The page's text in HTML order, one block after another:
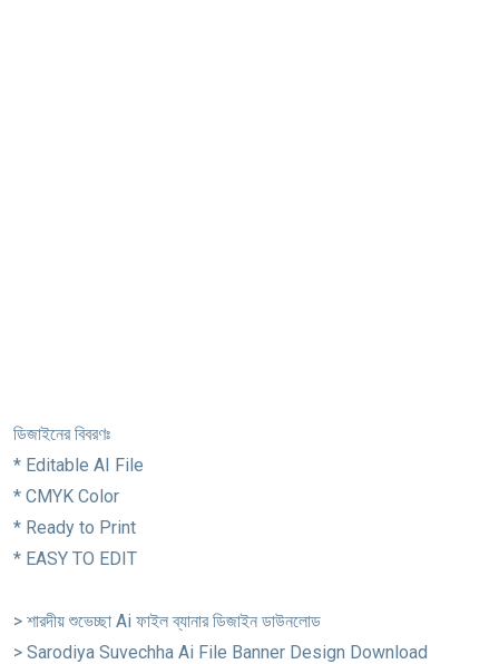
ডিজাইনের বিবরণঃ
* Editable AI File
* CMYK Color
* Ready to Print
* EASY TO EDIT
> শারদীয় শুভেচ্ছা Ai ফাইল ব্যানার ডিজাইন ডাউনলোড
> Sarodiya Suvechha Ai File Banner Design Download